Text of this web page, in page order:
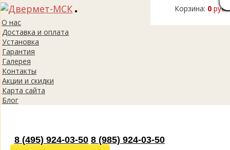
Корзина: 0 руб.
Toggle
О нас
Доставка и оплата
Установка
Гарантия
Галерея
Контакты
Акции и скидки
Карта сайта
Блог
8 (495) 924-03-50 8 (985) 924-03-50